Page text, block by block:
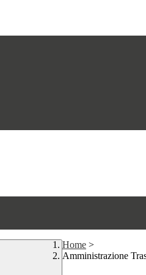
Home >
Amministrazione